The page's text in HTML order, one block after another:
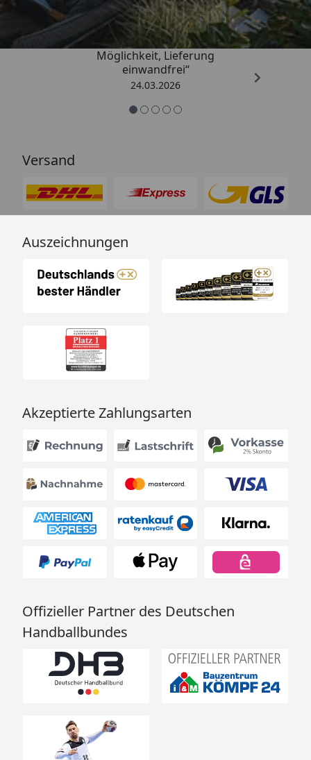
„Einfache Bestellung, Skonto
Möglichkeit, Lieferung
einwandfrei“
24.03.2026
Versand
Auszeichnungen
Akzeptierte Zahlungsarten
Offizieller Partner des Deutschen
Handballbundes